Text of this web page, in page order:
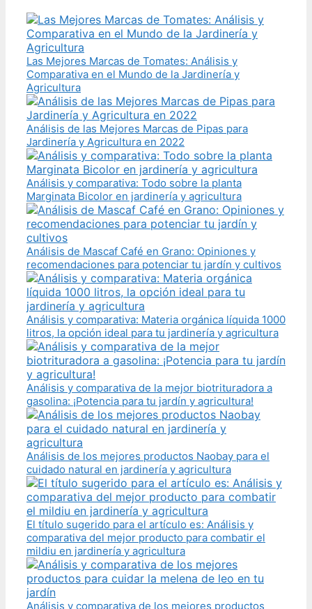
Las Mejores Marcas de Tomates: Análisis y
Comparativa en el Mundo de la Jardinería y
Agricultura
Análisis de las Mejores Marcas de Pipas para
Jardinería y Agricultura en 2022
Análisis y comparativa: Todo sobre la planta
Marginata Bicolor en jardinería y agricultura
Análisis de Mascaf Café en Grano: Opiniones y
recomendaciones para potenciar tu jardín y cultivos
Análisis y comparativa: Materia orgánica líquida 1000
litros, la opción ideal para tu jardinería y agricultura
Análisis y comparativa de la mejor biotrituradora a
gasolina: ¡Potencia para tu jardín y agricultura!
Análisis de los mejores productos Naobay para el
cuidado natural en jardinería y agricultura
El título sugerido para el artículo es: Análisis y
comparativa del mejor producto para combatir el
mildiu en jardinería y agricultura
Análisis y comparativa de los mejores productos